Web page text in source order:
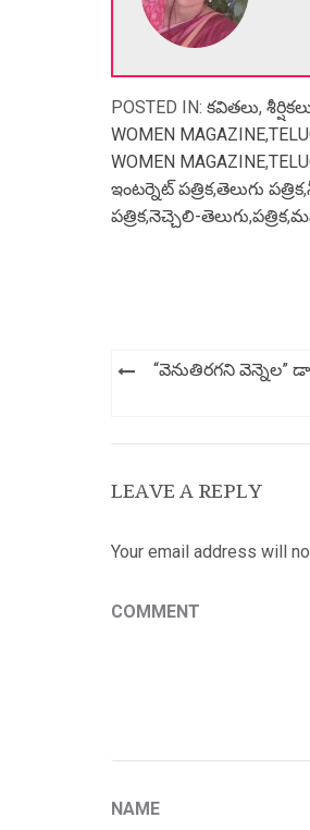
POSTED IN: కవితలు,
WOMEN MAGAZINE,
WOMEN MAGAZINE,
ఇంటర్నెట్ పత్రిక,తెలుగు పత్రిక,
పత్రిక,నెచ్చెలి-తెలుగు,పత్రిక,
Post“వెనుతిరగని వెన్నెల”
LEAVE A REPLY
Your email address will
COMMENT
NAME